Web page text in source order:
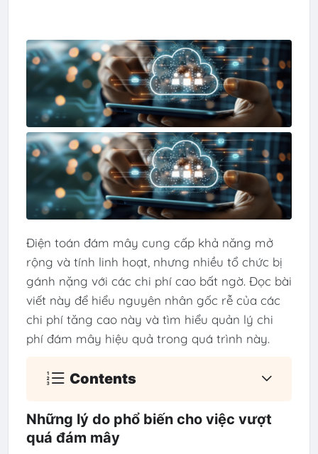
Điện toán đám mây cung cấp khả năng mở
rộng và tính linh hoạt, nhưng nhiều tổ chức bị
gánh nặng với các chi phí cao bất ngờ. Đọc bài
viết này để hiểu nguyên nhân gốc rễ của các
chi phí tăng cao này và tìm hiểu quản lý chi
phí đám mây hiệu quả trong quá trình này.
Contents
Những lý do phổ biến cho việc vượt
quá đám mây